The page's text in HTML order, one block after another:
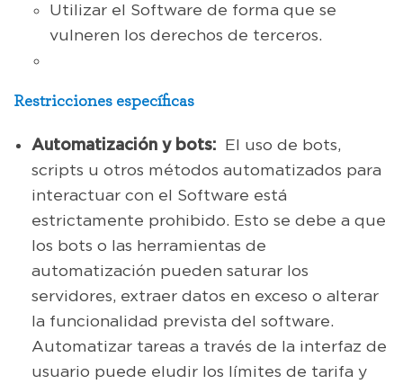
Utilizar el Software de forma que se
vulneren los derechos de terceros.
Restricciones específicas
Automatización y bots: El uso de bots,
scripts u otros métodos automatizados para
interactuar con el Software está
estrictamente prohibido. Esto se debe a que
los bots o las herramientas de
automatización pueden saturar los
servidores, extraer datos en exceso o alterar
la funcionalidad prevista del software.
Automatizar tareas a través de la interfaz de
usuario puede eludir los límites de tarifa y